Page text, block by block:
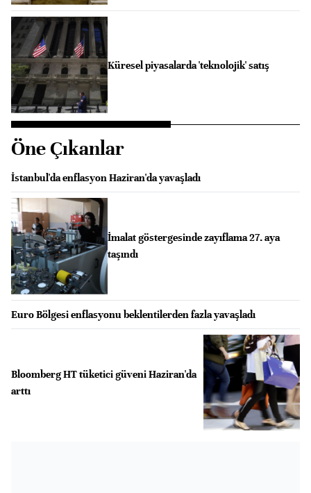
Küresel piyasalarda 'teknolojik' satış
Öne Çıkanlar
İstanbul'da enflasyon Haziran'da yavaşladı
İmalat göstergesinde zayıflama 27. aya
taşındı
Euro Bölgesi enflasyonu beklentilerden fazla yavaşladı
Bloomberg HT tüketici güveni Haziran'da
arttı